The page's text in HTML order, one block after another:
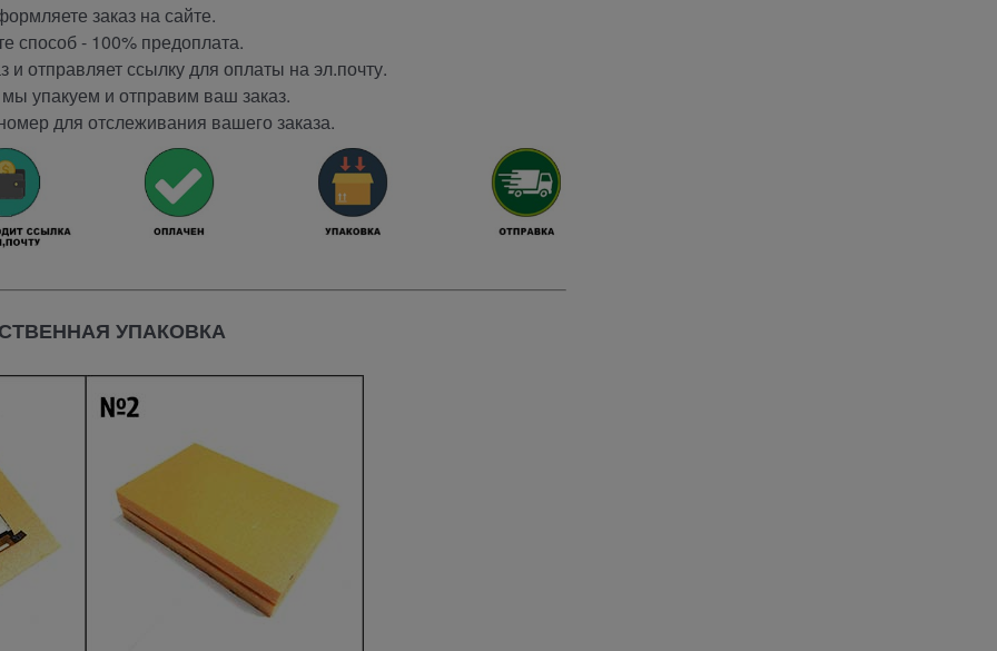
заказ на сайте.
способ - 100% предоплата.
и отправляет ссылку для оплаты на эл.почту.
упакуем и отправим ваш заказ.
для отслеживания вашего заказа.
УПАКОВКА